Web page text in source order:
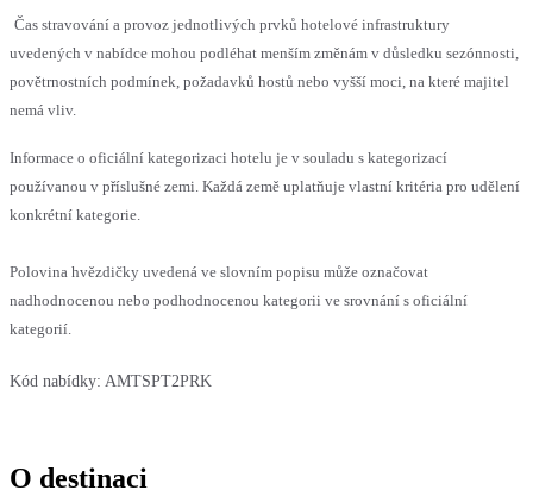
Čas stravování a provoz jednotlivých prvků hotelové infrastruktury
uvedených v nabídce mohou podléhat menším změnám v důsledku sezónnosti,
povětrnostních podmínek, požadavků hostů nebo vyšší moci, na které majitel
nemá vliv.
Informace o oficiální kategorizaci hotelu je v souladu s kategorizací
používanou v příslušné zemi. Každá země uplatňuje vlastní kritéria pro udělení
konkrétní kategorie.
Polovina hvězdičky uvedená ve slovním popisu může označovat
nadhodnocenou nebo podhodnocenou kategorii ve srovnání s oficiální
kategorií.
Kód nabídky: AMTSPT2PRK
O destinaci